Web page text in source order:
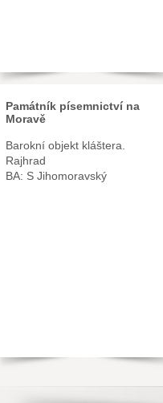
Památník písemnictví na
Moravě
Barokní objekt kláštera.
Rajhrad
BA: S Jihomoravský